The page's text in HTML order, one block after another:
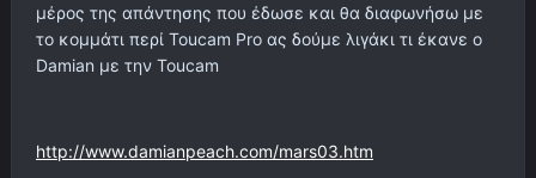
μέρος της απάντησης που έδωσε και θα διαφωνήσω με
το κομμάτι περί Toucam Pro ας δούμε λιγάκι τι έκανε ο
Damian με την Toucam
http://www.damianpeach.com/mars03.htm